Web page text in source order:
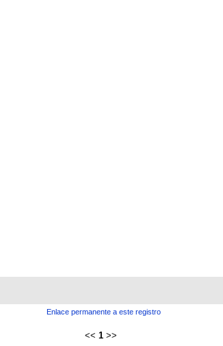
Enlace permanente a este registro
<< 1 >>